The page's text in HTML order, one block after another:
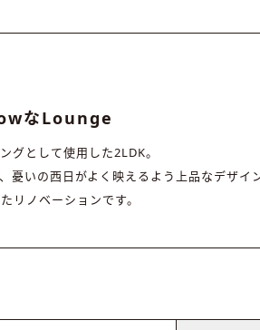
なLounge
グとして使用した2LDK。
憂いの西日がよく映えるよう上品なデザイン
リノベーションです。